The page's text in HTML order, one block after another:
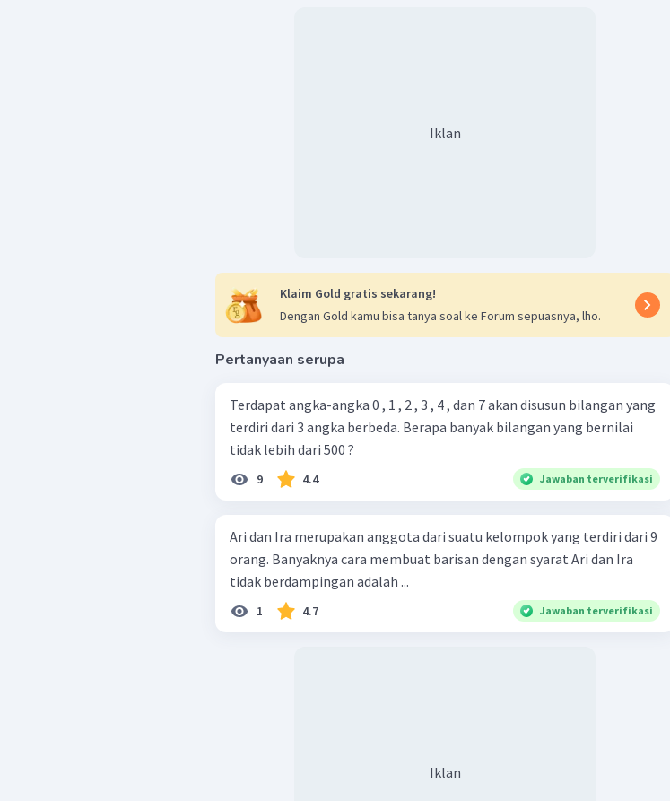
Iklan
Klaim Gold gratis sekarang!
Dengan Gold kamu bisa tanya soal ke Forum sepuasnya, lho.
Pertanyaan serupa
Terdapat angka-angka 0 , 1 , 2 , 3 , 4 , dan 7 akan disusun bilangan yang
terdiri dari 3 angka berbeda. Berapa banyak bilangan yang bernilai
tidak lebih dari 500 ?
9 4.4 Jawaban terverifikasi
Ari dan Ira merupakan anggota dari suatu kelompok yang terdiri dari 9
orang. Banyaknya cara membuat barisan dengan syarat Ari dan Ira
tidak berdampingan adalah ...
1 4.7 Jawaban terverifikasi
Iklan